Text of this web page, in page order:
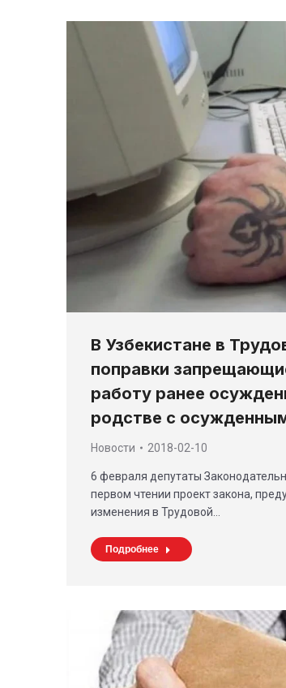
В Узбекистане в
поправки
работу ранее
родстве с
Новости 2018-02-10
6 февраля депутаты
первом чтении проект закона,
изменения в Трудовой…
Подробнее